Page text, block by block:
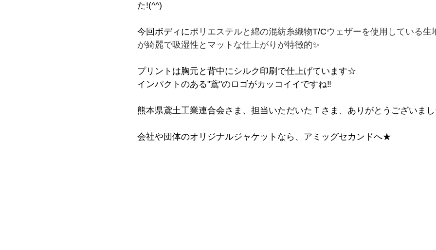
た!(^^)
今回ボディにポリエステルと綿の混紡糸織物T/Cウェザーを使用している生
が綺麗で吸湿性とマットな仕上がりが特徴的✨
プリントは胸元と背中にシルク印刷で仕上げています☆
インパクトのある"鳶"のロゴがカッコイイですね‼
熊本県鳶土工業連合会さま、担当いただいたＴさま、ありがとうございま
会社や団体のオリジナルジャケットなら、アミッグセカンドへ★